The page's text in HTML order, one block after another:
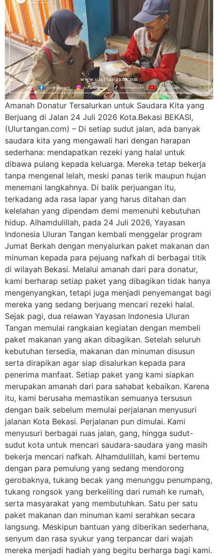
Amanah Donatur Tersalurkan untuk Saudara Kita yang
Berjuang di Jalan 24 Juli 2026 Kota.Bekasi BEKASI,
(Ulurtangan.com) – Di setiap sudut jalan, ada banyak
saudara kita yang mengawali hari dengan harapan
sederhana: mendapatkan rezeki yang halal untuk
dibawa pulang kepada keluarga. Mereka tetap bekerja
tanpa mengenal lelah, meski panas terik maupun hujan
menemani langkahnya. Di balik perjuangan itu,
terkadang ada rasa lapar yang harus ditahan dan
kelelahan yang dipendam demi memenuhi kebutuhan
hidup. Alhamdulillah, pada 24 Juli 2026, Yayasan
Indonesia Uluran Tangan kembali menggelar program
Jumat Berkah dengan menyalurkan paket makanan dan
minuman kepada para pejuang nafkah di berbagai titik
di wilayah Bekasi. Melalui amanah dari para donatur,
kami berharap setiap paket yang dibagikan tidak hanya
mengenyangkan, tetapi juga menjadi penyemangat bagi
mereka yang sedang berjuang mencari rezeki halal.
Sejak pagi, dua relawan Yayasan Indonesia Uluran
Tangan memulai rangkaian kegiatan dengan membeli
paket makanan yang akan dibagikan. Setelah seluruh
kebutuhan tersedia, makanan dan minuman disusun
serta dirapikan agar siap disalurkan kepada para
penerima manfaat. Setiap paket yang kami siapkan
merupakan amanah dari para sahabat kebaikan. Karena
itu, kami berusaha memastikan semuanya tersusun
dengan baik sebelum memulai perjalanan menyusuri
jalanan Kota Bekasi. Perjalanan pun dimulai. Kami
menyusuri berbagai ruas jalan, gang, hingga sudut-
sudut kota untuk mencari saudara-saudara yang masih
bekerja mencari nafkah. Alhamdulillah, kami bertemu
dengan para pemulung yang sedang mendorong
gerobaknya, tukang becak yang menunggu penumpang,
tukang rongsok yang berkeliling dari rumah ke rumah,
serta masyarakat yang membutuhkan. Satu per satu
paket makanan dan minuman kami serahkan secara
langsung. Meskipun bantuan yang diberikan sederhana,
senyum dan rasa syukur yang terpancar dari wajah
mereka menjadi hadiah yang begitu berharga bagi kami.